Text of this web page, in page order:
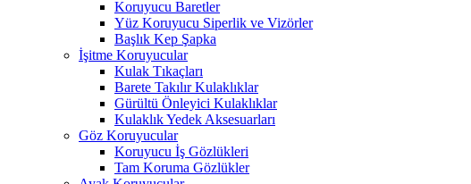
Koruyucu Baretler
Yüz Koruyucu Siperlik ve Vizörler
Başlık Kep Şapka
İşitme Koruyucular
Kulak Tıkaçları
Barete Takılır Kulaklıklar
Gürültü Önleyici Kulaklıklar
Kulaklık Yedek Aksesuarları
Göz Koruyucular
Koruyucu İş Gözlükleri
Tam Koruma Gözlükler